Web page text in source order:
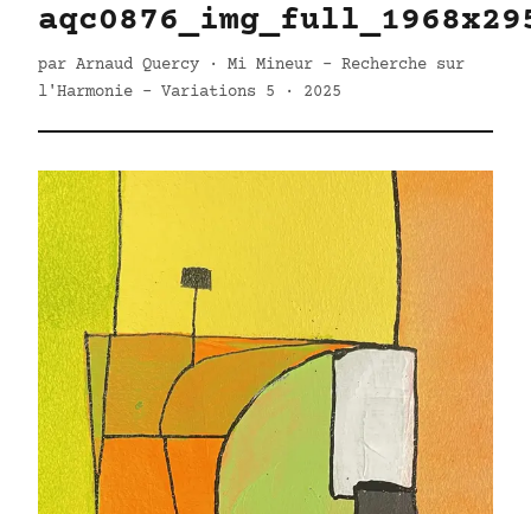
par Arnaud Quercy · Mi Mineur - Recherche sur
l'Harmonie - Variations 5 · 2025